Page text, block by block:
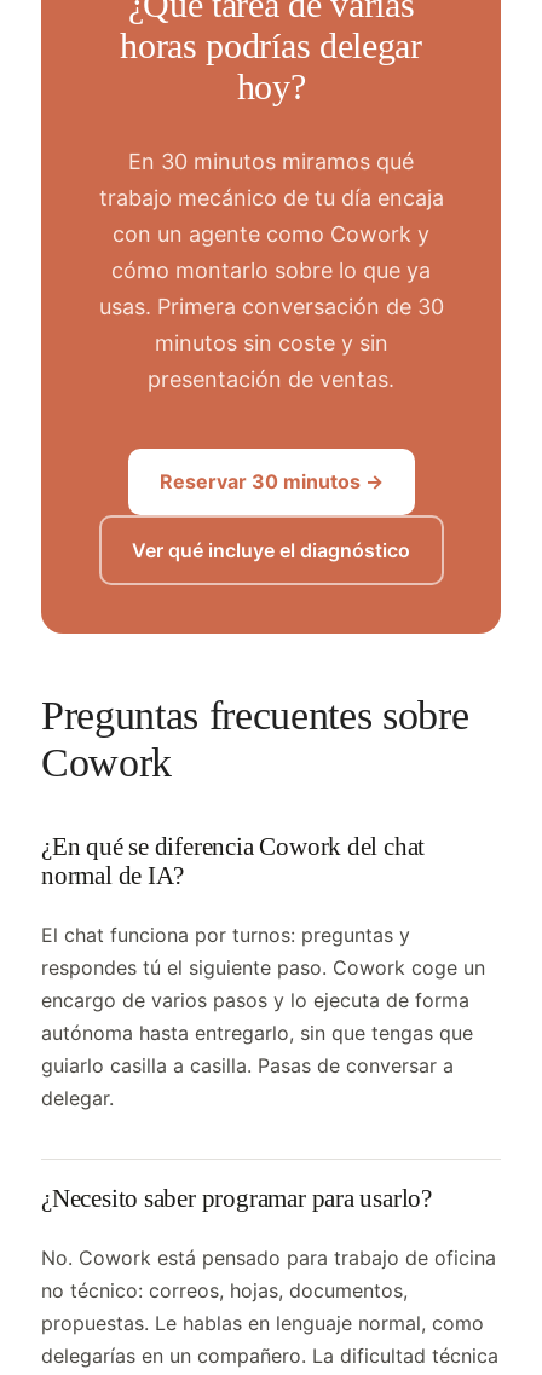
horas podrías delegar
hoy?
En 30 minutos miramos qué
trabajo mecánico de tu día encaja
con un agente como Cowork y
cómo montarlo sobre lo que ya
usas. Primera conversación de 30
minutos sin coste y sin
presentación de ventas.
Reservar 30 minutos →
Ver qué incluye el diagnóstico
Preguntas frecuentes sobre
Cowork
¿En qué se diferencia Cowork del chat
normal de IA?
El chat funciona por turnos: preguntas y
respondes tú el siguiente paso. Cowork coge un
encargo de varios pasos y lo ejecuta de forma
autónoma hasta entregarlo, sin que tengas que
guiarlo casilla a casilla. Pasas de conversar a
delegar.
¿Necesito saber programar para usarlo?
No. Cowork está pensado para trabajo de oficina
no técnico: correos, hojas, documentos,
propuestas. Le hablas en lenguaje normal, como
delegarías en un compañero. La dificultad técnica